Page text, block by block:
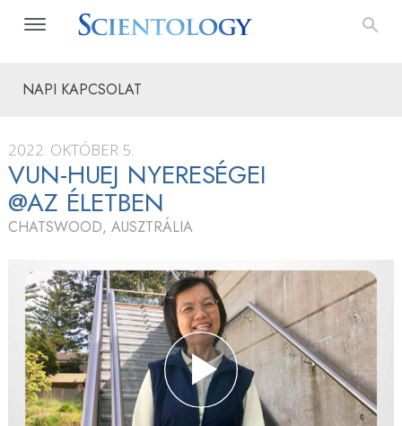
NAPI KAPCSOLAT
2022. OKTÓBER 5.
VUN-HUEJ NYERESÉGEI
@AZ ÉLETBEN
CHATSWOOD, AUSZTRÁLIA